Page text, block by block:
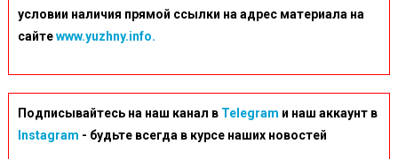
условии наличия прямой ссылки на адрес материала на
сайтеwww.yuzhny.info.
Подписывайтесь на наш канал в Telegram и наш аккаунт в
Instagram - будьте всегда в курсе наших новостей